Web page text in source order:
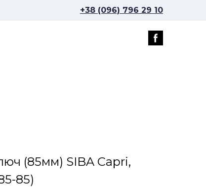
+38 (096) 796 29 10
(85мм) SIBA Capri,
85)